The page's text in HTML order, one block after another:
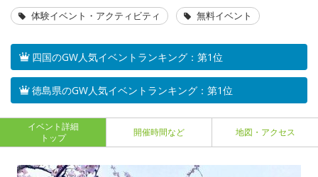
体験イベント・アクティビティ 無料イベント
四国のGW人気イベントランキング：第1位
徳島県のGW人気イベントランキング：第1位
イベント詳細
トップ
開催時間など 地図・アクセス